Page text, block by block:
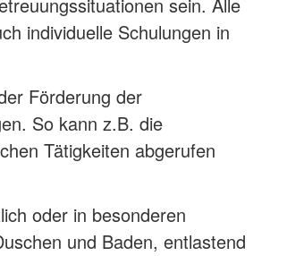
individuelle Schulungen in
Förderung der
So kann z.B. die
Tätigkeiten abgerufen
oder in besonderen
und Baden, entlastend